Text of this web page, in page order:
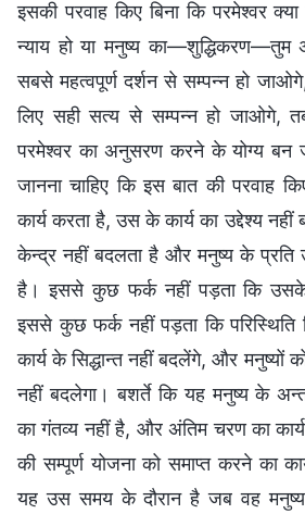
इसकी परवाह किए बिना कि परमेश्वर
न्याय हो या मनुष्य
सबसे महत्वपूर्ण दर्शन से सम्पन्न हो
लिए सही सत्य से सम्पन्न हो जाओगे,
परमेश्वर का अनुसरण करने के योग्य बन
जानना चाहिए कि इस बात की परवाह
कार्य करता है, उस के कार्य का उद्देश्य
केन्द्र नहीं बदलता है और मनुष्य के प्रति
है। इससे कुछ फर्क नहीं पड़ता कि
इससे कुछ फर्क नहीं पड़ता कि परिस्थिति
कार्य के सिद्धान्त नहीं बदलेंगे, और
नहीं बदलेगा। बशर्ते कि यह मनुष्य के
का गंतव्य नहीं है, और अंतिम चरण का
की सम्पूर्ण योजना को समाप्त करने का
यह उस समय के दौरान है जब वह मनुष्य